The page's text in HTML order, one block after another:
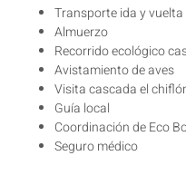
Transporte ida y
Almuerzo
Recorrido ecológico
Avistamiento de aves
Visita cascada el
Guía local
Coordinación de Eco
Seguro médico